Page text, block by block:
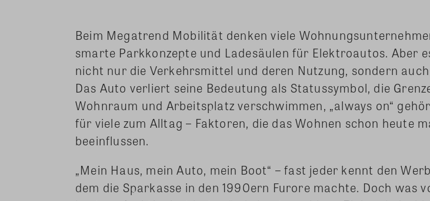
Beim Megatrend Mobilität denken viele
smarte Parkkonzepte und Ladesäulen für Elektroautos. Aber
nicht nur die Verkehrsmittel und deren Nutzung, sondern
Das Auto verliert seine Bedeutung als Statussymbol, die
Wohnraum und Arbeitsplatz verschwimmen, „always on“
für viele zum Alltag – Faktoren, die das Wohnen schon heute
beeinflussen.
„Mein Haus, mein Auto, mein Boot“ – fast jeder kennt den
dem die Sparkasse in den 1990ern Furore machte. Doch was